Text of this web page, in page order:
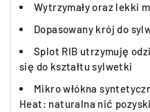
Wytrzymały oraz lekki
Dopasowany krój do
Splot RIB utrzymuję
się do kształtu sylwetki
Mikro włókna
Heat: naturalna nić